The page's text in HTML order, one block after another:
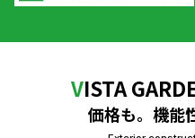
VISTA
価格も。機能